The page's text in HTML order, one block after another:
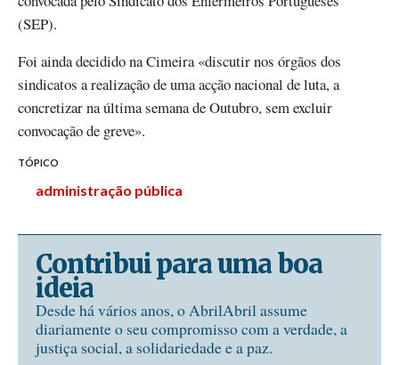
(SEP).
Foi ainda decidido na Cimeira «discutir nos órgãos dos
sindicatos a realização de uma acção nacional de luta, a
concretizar na última semana de Outubro, sem excluir
convocação de greve».
TÓPICO
administração pública
Contribui para uma boa
ideia
Desde há vários anos, o AbrilAbril assume
diariamente o seu compromisso com a verdade, a
justiça social, a solidariedade e a paz.